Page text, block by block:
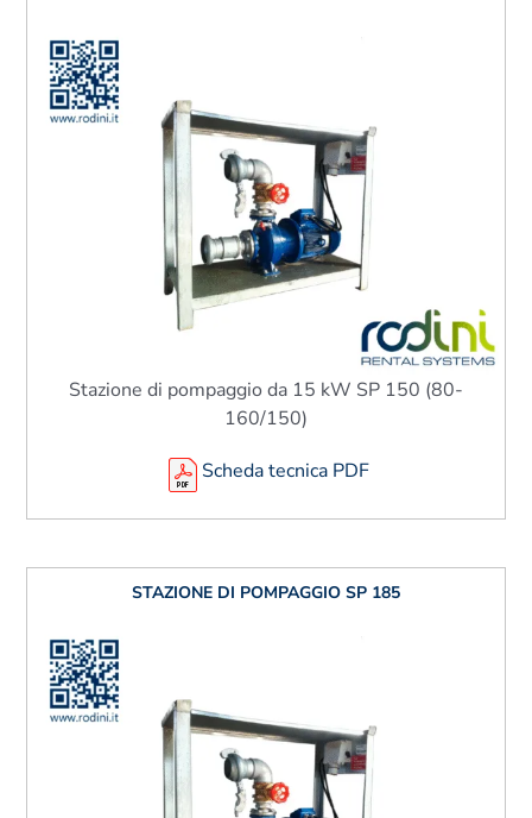
Stazione di pompaggio da 15 kW SP 150 (80-
160/150)
Scheda tecnica PDF
STAZIONE DI POMPAGGIO SP 185